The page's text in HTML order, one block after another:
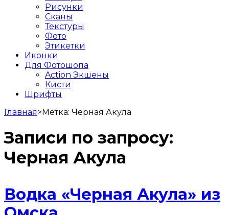
Рисунки
Сканы
Текстуры
Фото
Этикетки
Иконки
Для Фотошопа
Action Экшены
Кисти
Шрифты
Главная>Метка: Черная Акула
Записи по запросу:
Черная Акула
Водка «Черная Акула» из